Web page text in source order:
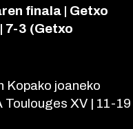
finala | Getxo
7-3 (Getxo
Kopako joaneko
XV | 11-19